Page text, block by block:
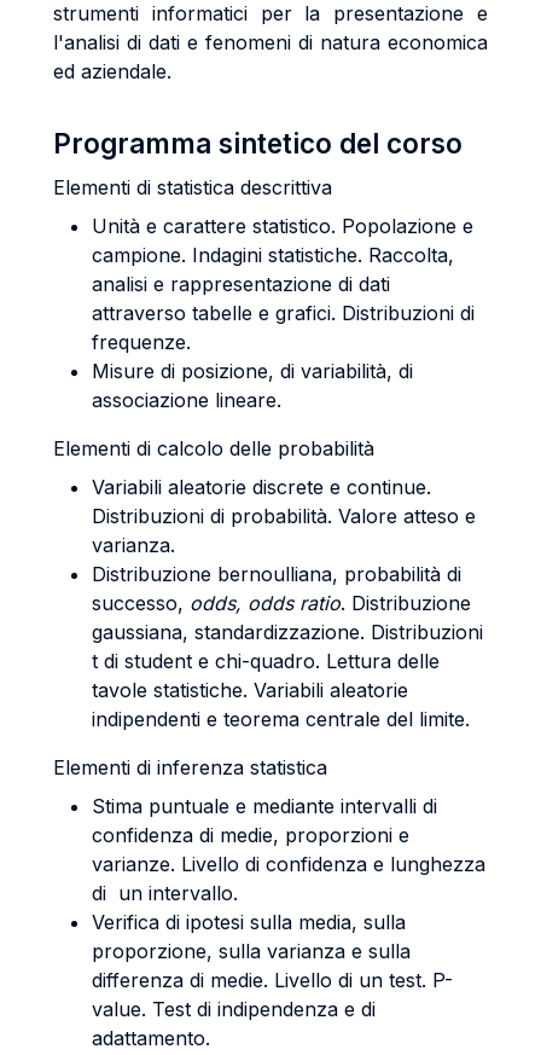
strumenti informatici per la presentazione e
l'analisi di dati e fenomeni di natura economica
ed aziendale.
Programma sintetico del corso
Elementi di statistica descrittiva
Unità e carattere statistico. Popolazione e
campione. Indagini statistiche. Raccolta,
analisi e rappresentazione di dati
attraverso tabelle e grafici. Distribuzioni di
frequenze.
Misure di posizione, di variabilità, di
associazione lineare.
Elementi di calcolo delle probabilità
Variabili aleatorie discrete e continue.
Distribuzioni di probabilità. Valore atteso e
varianza.
Distribuzione bernoulliana, probabilità di
successo, odds, odds ratio. Distribuzione
gaussiana, standardizzazione. Distribuzioni
t di student e chi-quadro. Lettura delle
tavole statistiche. Variabili aleatorie
indipendenti e teorema centrale del limite.
Elementi di inferenza statistica
Stima puntuale e mediante intervalli di
confidenza di medie, proporzioni e
varianze. Livello di confidenza e lunghezza
di un intervallo.
Verifica di ipotesi sulla media, sulla
proporzione, sulla varianza e sulla
differenza di medie. Livello di un test. P-
value. Test di indipendenza e di
adattamento.